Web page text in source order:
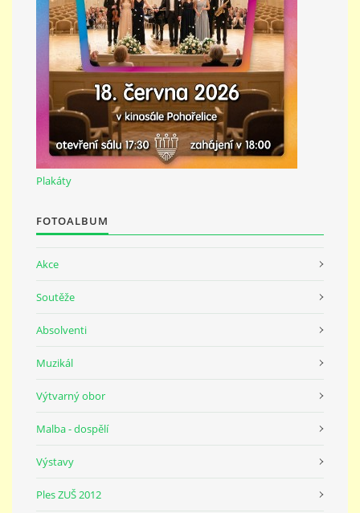
GDPR
ZUŠ Pohořelice
Školní 462
Pohořelice
691 23
Plakáty
FOTOALBUM
Akce
Soutěže
Absolventi
Muzikál
Výtvarný obor
Malba - dospělí
Výstavy
Ples ZUŠ 2012